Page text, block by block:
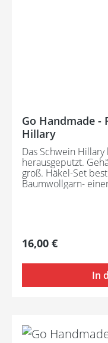
Go Handmade -
Hillary
Das Schwein
herausgeputzt.
groß. Häkel-Set
Baumwollgarn-
Regulärer Preis:
16,00 €
In